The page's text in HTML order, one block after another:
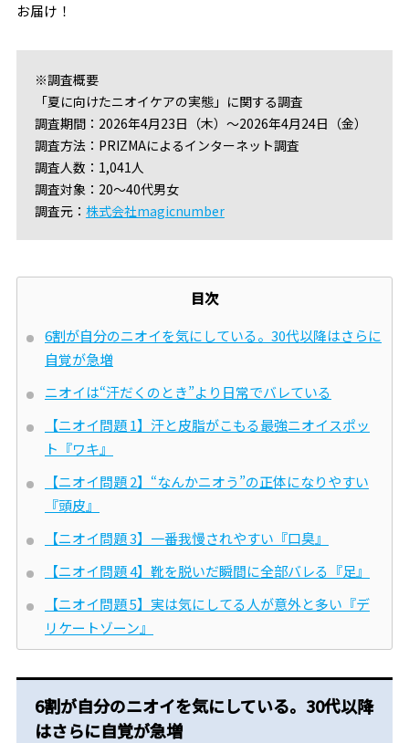
お届け！
※調査概要
「夏に向けたニオイケアの実態」に関する調査
調査期間：2026年4月23日（木）～2026年4月24日（金）
調査方法：PRIZMAによるインターネット調査
調査人数：1,041人
調査対象：20〜40代男女
調査元： 株式会社magicnumber
目次
6割が自分のニオイを気にしている。30代以降はさらに
自覚が急増
ニオイは“汗だくのとき”より日常でバレている
【ニオイ問題 1】汗と皮脂がこもる最強ニオイスポッ
ト『ワキ』
【ニオイ問題 2】“なんかニオう”の正体になりやすい
『頭皮』
【ニオイ問題 3】一番我慢されやすい『口臭』
【ニオイ問題 4】靴を脱いだ瞬間に全部バレる『足』
【ニオイ問題 5】実は気にしてる人が意外と多い『デ
リケートゾーン』
6割が自分のニオイを気にしている。30代以降
はさらに自覚が急増